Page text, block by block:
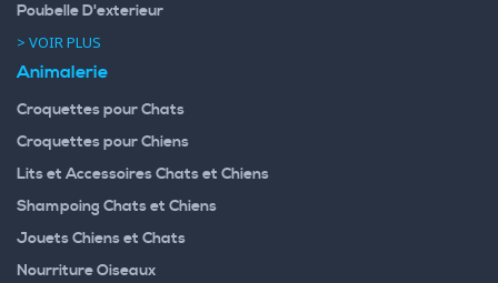
Poubelle D'exterieur
> VOIR PLUS
Animalerie
Croquettes pour Chats
Croquettes pour Chiens
Lits et Accessoires Chats et Chiens
Shampoing Chats et Chiens
Jouets Chiens et Chats
Nourriture Oiseaux